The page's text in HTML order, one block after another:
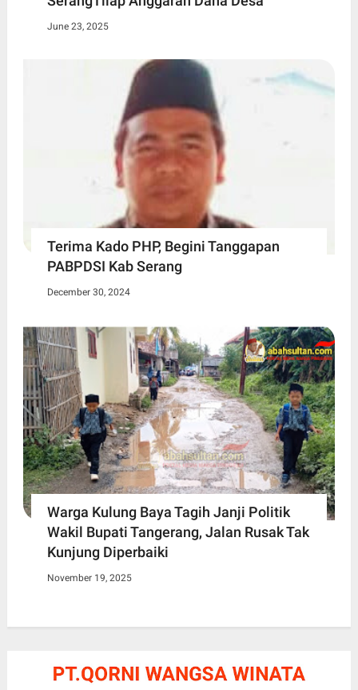
June 23, 2025
Terima Kado PHP, Begini Tanggapan
PABPDSI Kab Serang
December 30, 2024
Warga Kulung Baya Tagih Janji Politik
Wakil Bupati Tangerang, Jalan Rusak Tak
Kunjung Diperbaiki
November 19, 2025